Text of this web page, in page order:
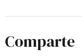
Comparte